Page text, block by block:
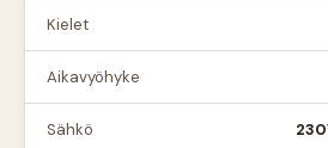
Kielet
Aikavyöhyke
Sähkö